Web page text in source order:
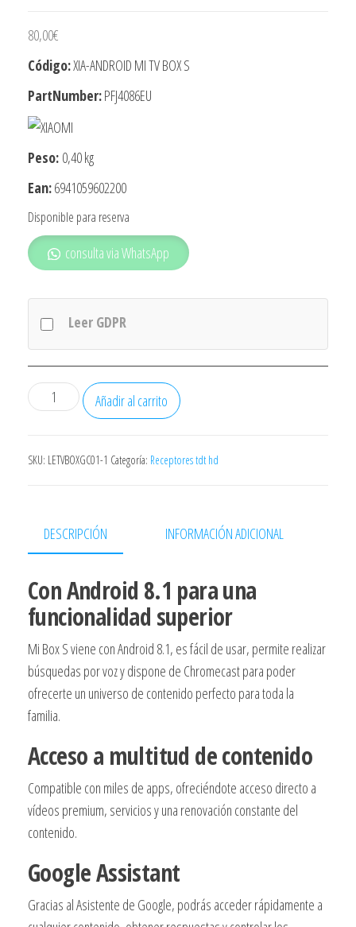
80,00€
Código:XIA-ANDROID MI TV BOX S
PartNumber:PFJ4086EU
Peso: 0,40 kg
Ean:6941059602200
Disponible para reserva
consulta via WhatsApp
Leer GDPR
ANDROID
TV
MI
NEGRO
QC
-
DDR3
-
8GB
eMMC
-
RESOLUCION
4K
-
WIFI
-
BT
-
Añadir al carrito
SKU: LETVBOXGC01-1 Categoría: Receptores tdt hd
DESCRIPCIÓN INFORMACIÓN ADICIONAL
Con Android 8.1 para una
funcionalidad superior
Mi Box S viene con Android 8.1, es fácil de usar, permite realizar
búsquedas por voz y dispone de Chromecast para poder
ofrecerte un universo de contenido perfecto para toda la
familia.
Acceso a multitud de contenido
Compatible con miles de apps, ofreciéndote acceso directo a
vídeos premium, servicios y una renovación constante del
contenido.
Google Assistant
Gracias al Asistente de Google, podrás acceder rápidamente a